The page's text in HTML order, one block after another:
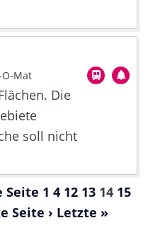
Mat
Die
soll nicht
Seite 1 4 12 13 14 15
Seite › Letzte »